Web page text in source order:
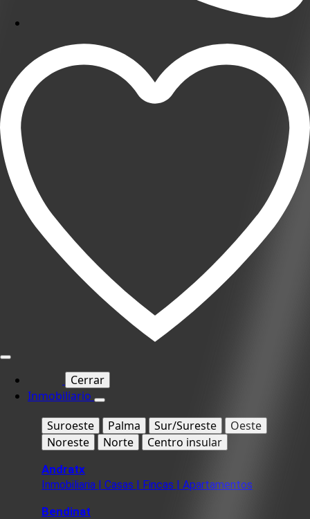
Cerrar
Inmobiliario
Suroeste
Palma Sur/Sureste
Oeste
Noreste
Norte Centro insular
Andratx
Inmobiliaria | Casas | Fincas | Apartamentos
Bendinat